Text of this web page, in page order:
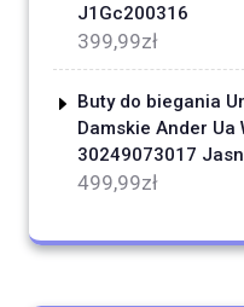
J1Gc200316
399,99zł
Buty do biegania
Damskie Ander Ua
30249073017
499,99zł